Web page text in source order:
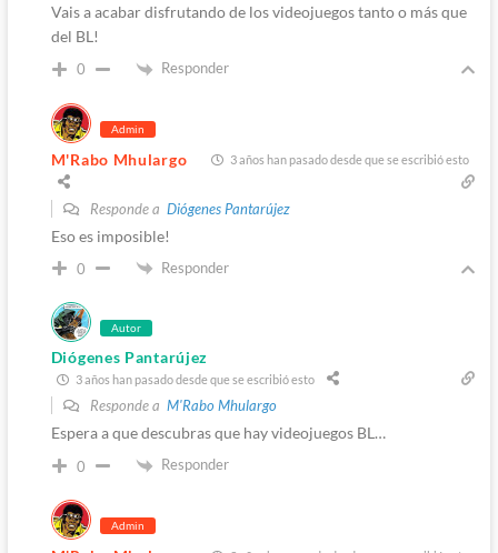
Vais a acabar disfrutando de los videojuegos tanto o más que
del BL!
0 Responder
Admin
M'Rabo Mhulargo 3 años han pasado desde que se escribió esto
Responde a Diógenes Pantarújez
Eso es imposible!
0 Responder
Autor
Diógenes Pantarújez
3 años han pasado desde que se escribió esto
Responde a M'Rabo Mhulargo
Espera a que descubras que hay videojuegos BL…
0 Responder
Admin